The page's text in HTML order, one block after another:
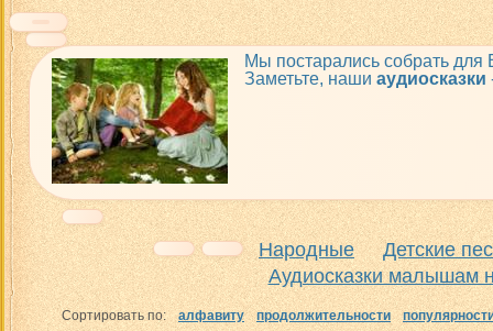
Мы постарались собрать
Заметьте, наши аудиосказки
Народные
Детские
Аудиосказки малышам
Сортировать по: алфавиту продолжительности